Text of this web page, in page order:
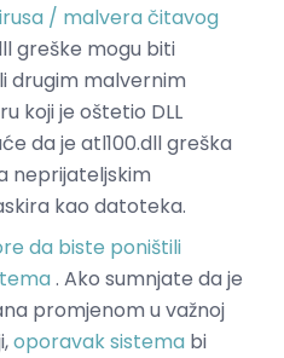
/ malvera čitavog
greške mogu biti
drugim malvernim
koji je oštetio DLL
da je atl100.dll greška
neprijateljskim
kao datoteka.
da biste poništili
. Ako sumnjate da je
promjenom u važnoj
oporavak sistema bi